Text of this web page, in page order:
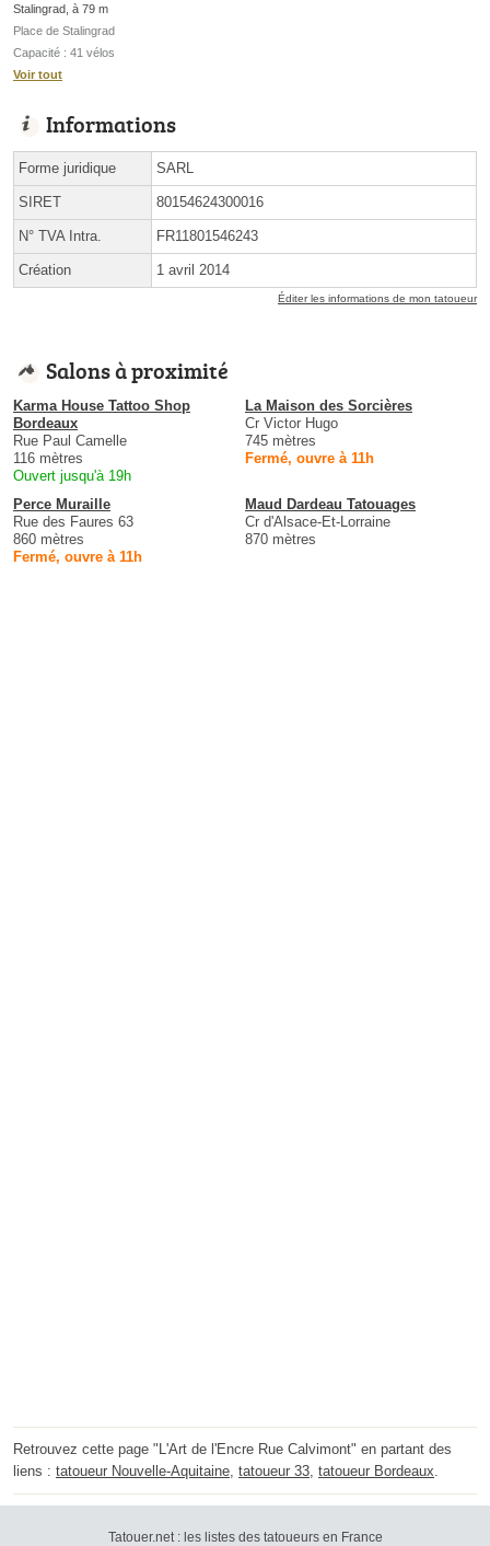
Stalingrad, à 79 m
Place de Stalingrad
Capacité : 41 vélos
Voir tout
Informations
Forme juridique SARL
SIRET 80154624300016
N° TVA Intra. FR11801546243
Création 1 avril 2014
Éditer les informations de mon tatoueur
Salons à proximité
Karma House Tattoo Shop
Bordeaux
Rue Paul Camelle
116 mètres
Ouvert jusqu'à 19h
La Maison des Sorcières
Cr Victor Hugo
745 mètres
Fermé, ouvre à 11h
Perce Muraille
Rue des Faures 63
860 mètres
Fermé, ouvre à 11h
Maud Dardeau Tatouages
Cr d'Alsace-Et-Lorraine
870 mètres
Retrouvez cette page "L'Art de l'Encre Rue Calvimont" en partant des
liens : tatoueur Nouvelle-Aquitaine tatoueur 33 tatoueur Bordeaux
Tatouer.net : les listes des tatoueurs en France